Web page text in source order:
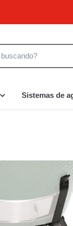
Sistemas de